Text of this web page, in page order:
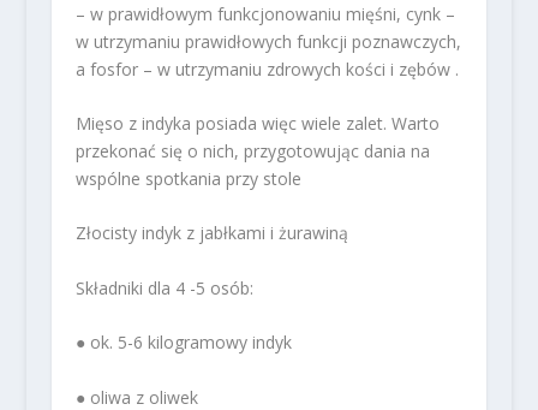
– w prawidłowym funkcjonowaniu mięśni, cynk –
w utrzymaniu prawidłowych funkcji poznawczych,
a fosfor – w utrzymaniu zdrowych kości i zębów .
Mięso z indyka posiada więc wiele zalet. Warto
przekonać się o nich, przygotowując dania na
wspólne spotkania przy stole
Złocisty indyk z jabłkami i żurawiną
Składniki dla 4 -5 osób:
● ok. 5-6 kilogramowy indyk
● oliwa z oliwek